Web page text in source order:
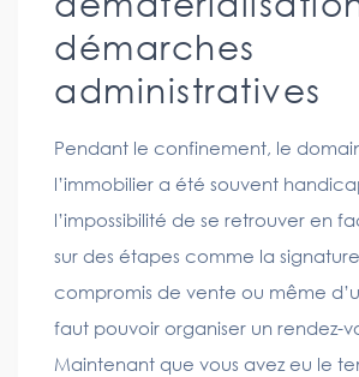
démarches
administratives
Pendant le confinement, le
l’immobilier a été souvent
l’impossibilité de se retrouver en
sur des étapes comme la
compromis de vente ou même
faut pouvoir organiser un rendez-
Maintenant que vous avez eu le